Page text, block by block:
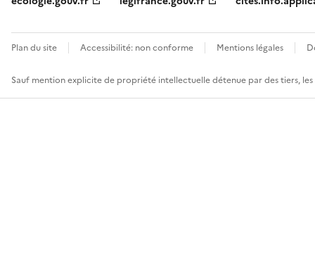
Plan du site Accessibilité: non conforme Mentions légales
Sauf mention explicite de propriété intellectuelle détenue par des tiers,